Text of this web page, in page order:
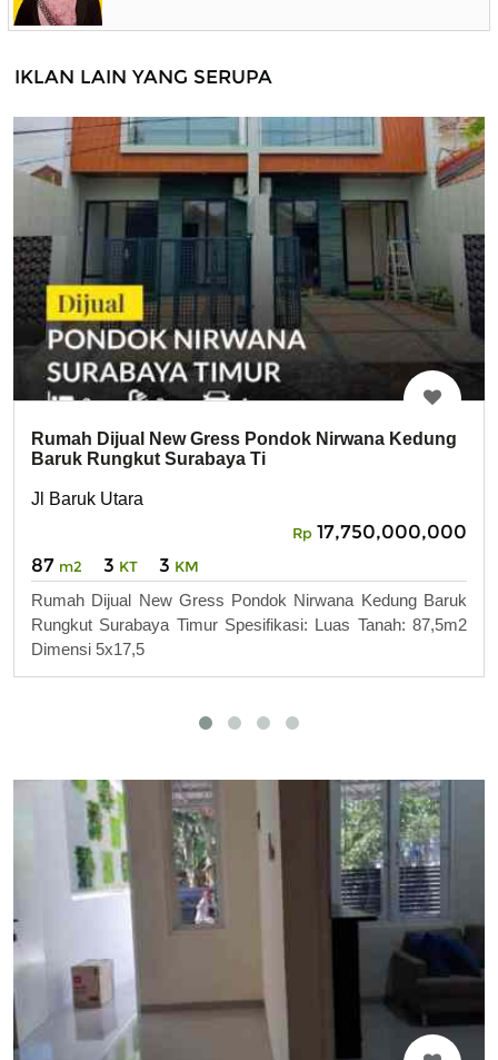
IKLAN LAIN YANG SERUPA
Rumah Dijual New Gress Pondok Nirwana Kedung
Baruk Rungkut Surabaya Ti
Jl Baruk Utara
Rp 17,750,000,000
87 m2 3 KT 3 KM
Rumah Dijual New Gress Pondok Nirwana Kedung Baruk
Rungkut Surabaya Timur Spesifikasi: Luas Tanah: 87,5m2
Dimensi 5x17,5